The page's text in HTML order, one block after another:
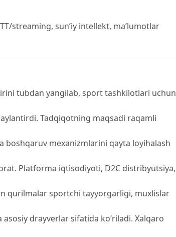
streaming, sun’iy intellekt, ma’lumotlar
tubdan yangilab, sport tashkilotlari uchun
Tadqiqotning maqsadi raqamli
mexanizmlarini qayta loyihalash
Platforma iqtisodiyoti, D2C distribyutsiya,
qurilmalar sportchi tayyorgarligi, muxlislar
drayverlar sifatida ko‘riladi. Xalqaro